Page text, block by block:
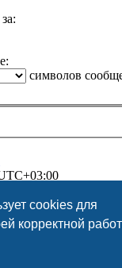
cookies для
корректной
символов
® Forum